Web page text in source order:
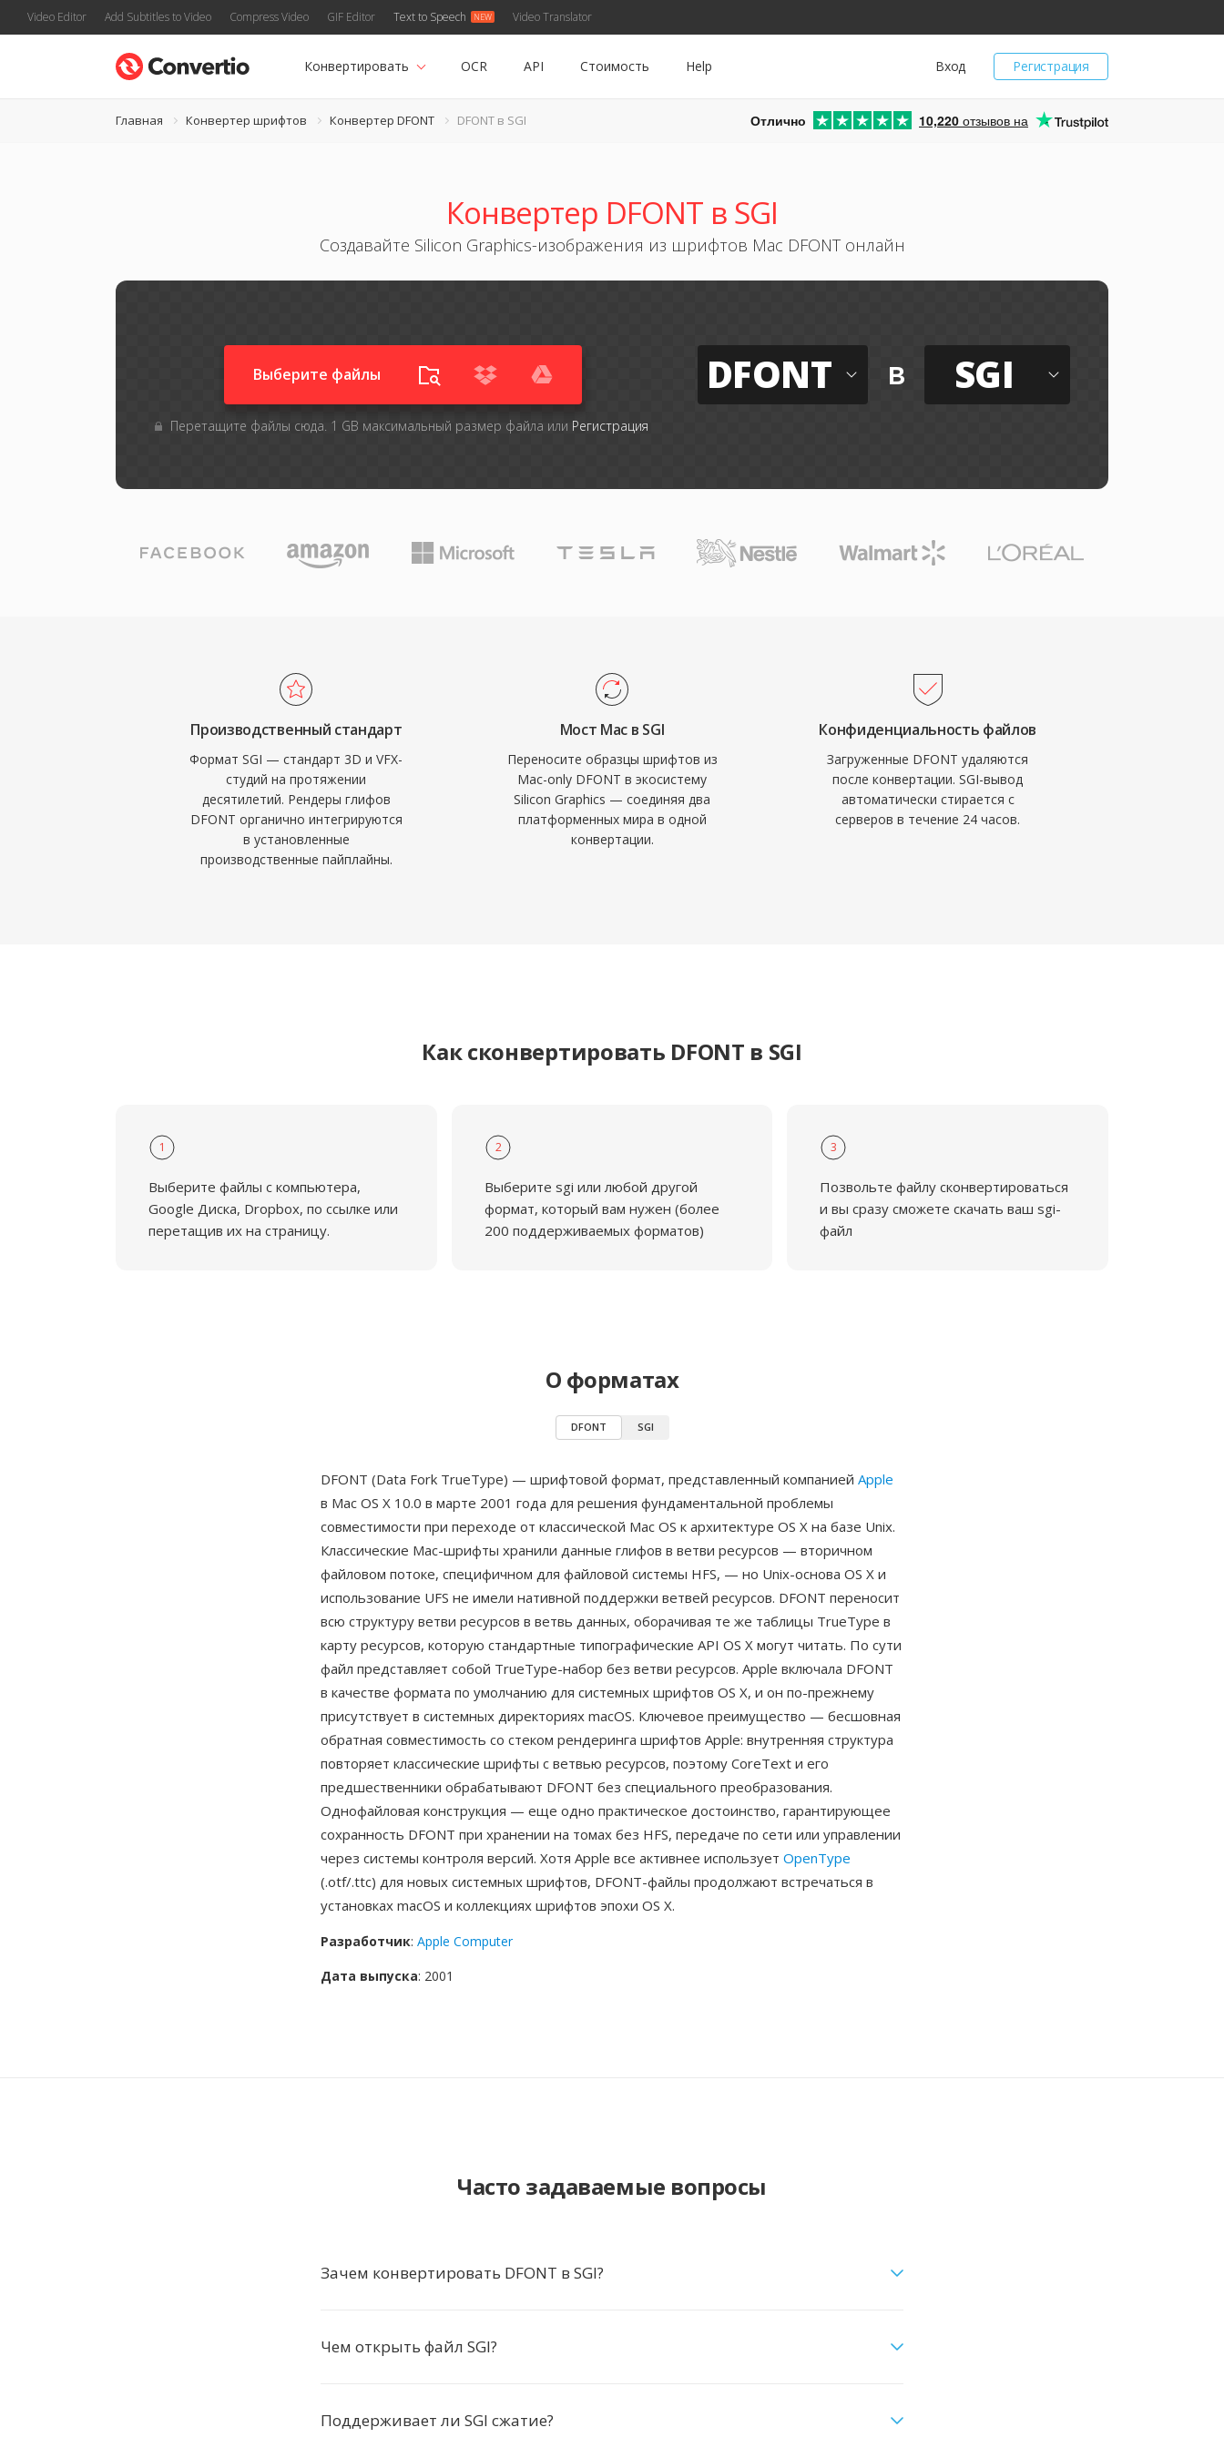
Video Editor Add Subtitles to Video Compress Video GIF Editor Text to Speech Video Translator
Регистрация
Вход
Конвертировать OCR API Стоимость Help
Главная Конвертер шрифтов Конвертер DFONT DFONT в SGI Отлично 10,220 отзывов на
Конвертер DFONT в SGI
Создавайте Silicon Graphics-изображения из шрифтов Mac DFONT онлайн
Выберите файлы
Перетащите файлы сюда. 1 GB максимальный размер файла или Регистрация
DFONT в SGI
Производственный стандарт
Формат SGI — стандарт 3D и VFX-
студий на протяжении
десятилетий. Рендеры глифов
DFONT органично интегрируются
в установленные
производственные пайплайны.
Мост Mac в SGI
Переносите образцы шрифтов из
Mac-only DFONT в экосистему
Silicon Graphics — соединяя два
платформенных мира в одной
конвертации.
Конфиденциальность файлов
Загруженные DFONT удаляются
после конвертации. SGI-вывод
автоматически стирается с
серверов в течение 24 часов.
Как сконвертировать DFONT в SGI
1
Выберите файлы с компьютера,
Google Диска, Dropbox, по ссылке или
перетащив их на страницу.
2
Выберите sgi или любой другой
формат, который вам нужен (более
200 поддерживаемых форматов)
3
Позвольте файлу сконвертироваться
и вы сразу сможете скачать ваш sgi-
файл
О форматах
DFONT SGI
DFONT (Data Fork TrueType) — шрифтовой формат, представленный компанией Apple
в Mac OS X 10.0 в марте 2001 года для решения фундаментальной проблемы
совместимости при переходе от классической Mac OS к архитектуре OS X на базе Unix.
Классические Mac-шрифты хранили данные глифов в ветви ресурсов — вторичном
файловом потоке, специфичном для файловой системы HFS, — но Unix-основа OS X и
использование UFS не имели нативной поддержки ветвей ресурсов. DFONT переносит
всю структуру ветви ресурсов в ветвь данных, оборачивая те же таблицы TrueType в
карту ресурсов, которую стандартные типографические API OS X могут читать. По сути
файл представляет собой TrueType-набор без ветви ресурсов. Apple включала DFONT
в качестве формата по умолчанию для системных шрифтов OS X, и он по-прежнему
присутствует в системных директориях macOS. Ключевое преимущество — бесшовная
обратная совместимость со стеком рендеринга шрифтов Apple: внутренняя структура
повторяет классические шрифты с ветвью ресурсов, поэтому CoreText и его
предшественники обрабатывают DFONT без специального преобразования.
Однофайловая конструкция — еще одно практическое достоинство, гарантирующее
сохранность DFONT при хранении на томах без HFS, передаче по сети или управлении
через системы контроля версий. Хотя Apple все активнее использует OpenType
(.otf/.ttc) для новых системных шрифтов, DFONT-файлы продолжают встречаться в
установках macOS и коллекциях шрифтов эпохи OS X.
Разработчик: Apple Computer
Дата выпуска: 2001
Часто задаваемые вопросы
Зачем конвертировать DFONT в SGI?
Чем открыть файл SGI?
Поддерживает ли SGI сжатие?